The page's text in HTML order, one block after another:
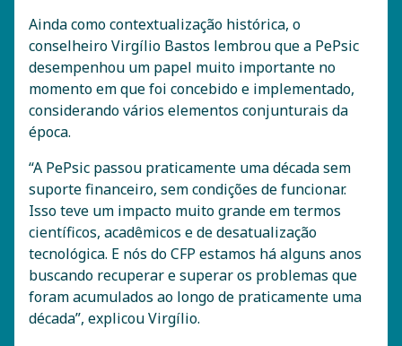
Ainda como contextualização histórica, o
conselheiro Virgílio Bastos lembrou que a PePsic
desempenhou um papel muito importante no
momento em que foi concebido e implementado,
considerando vários elementos conjunturais da
época.
“A PePsic passou praticamente uma década sem
suporte financeiro, sem condições de funcionar.
Isso teve um impacto muito grande em termos
científicos, acadêmicos e de desatualização
tecnológica. E nós do CFP estamos há alguns anos
buscando recuperar e superar os problemas que
foram acumulados ao longo de praticamente uma
década”, explicou Virgílio.